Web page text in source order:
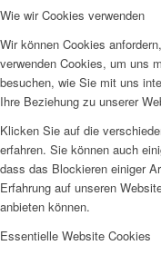
Wie wir Cookies verwenden
Wir können Cookies
verwenden Cookies, um uns
besuchen, wie Sie mit uns
Ihre Beziehung zu unserer
Klicken Sie auf die
erfahren. Sie können auch
dass das Blockieren einiger
Erfahrung auf unseren
anbieten können.
Essentielle Website Cookies